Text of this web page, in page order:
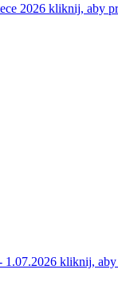
2026 kliknij, aby
1.07.2026 kliknij, aby